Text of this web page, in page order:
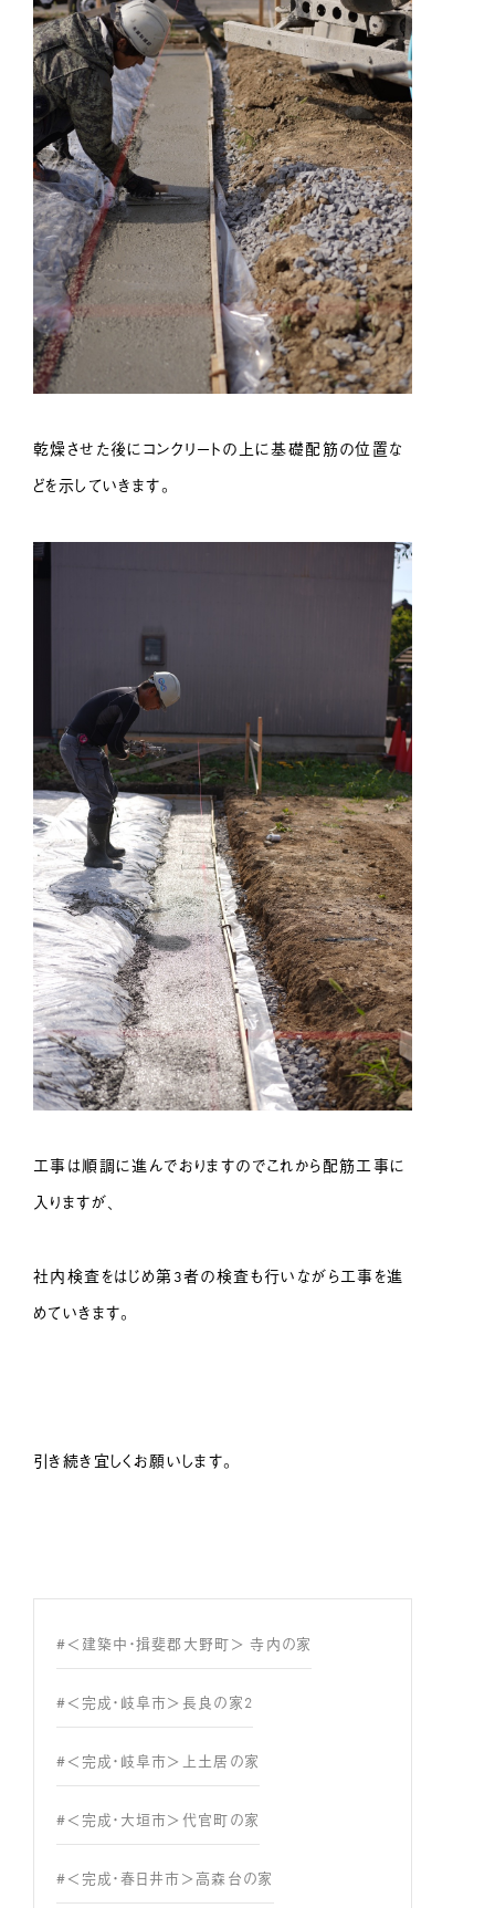
乾燥させた後にコンクリートの上に基礎配筋の位置な
どを示していきます。
工事は順調に進んでおりますのでこれから配筋工事に
入りますが、
社内検査をはじめ第3者の検査も行いながら工事を進
めていきます。
引き続き宜しくお願いします。
#＜建築中・揖斐郡大野町＞ 寺内の家
#＜完成・岐阜市＞長良の家2
#＜完成・岐阜市＞上土居の家
#＜完成・大垣市＞代官町の家
#＜完成・春日井市＞高森台の家